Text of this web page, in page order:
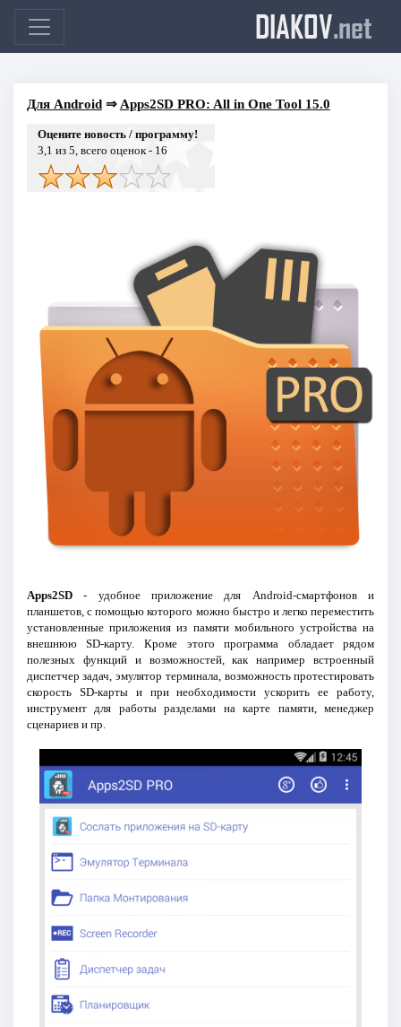
DIAKOV.net
Для Android⇒ Apps2SD PRO: All in One Tool 15.0
Оцените новость / программу!
3,1 из 5, всего оценок - 16
Apps2SD- удобное приложение для Android-смартфонов и
планшетов, с помощью которого можно быстро и легко переместить
установленные приложения из памяти мобильного устройства на
внешнюю SD-карту. Кроме этого программа обладает рядом
полезных функций и возможностей, как например встроенный
диспетчер задач, эмулятор терминала, возможность протестировать
скорость SD-карты и при необходимости ускорить ее работу,
инструмент для работы разделами на карте памяти, менеджер
сценариев и пр.